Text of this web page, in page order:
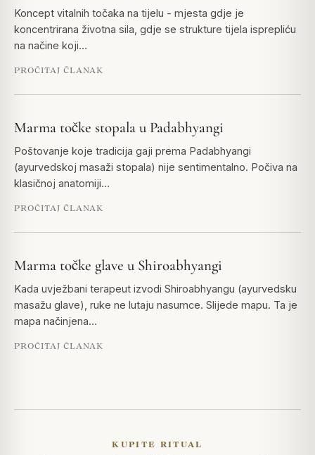
Koncept vitalnih točaka na tijelu - mjesta gdje je
koncentrirana životna sila, gdje se strukture tijela isprepliću
na načine koji…
PROČITAJ ČLANAK
Marma točke stopala u Padabhyangi
Poštovanje koje tradicija gaji prema Padabhyangi
(ayurvedskoj masaži stopala) nije sentimentalno. Počiva na
klasičnoj anatomiji…
PROČITAJ ČLANAK
Marma točke glave u Shiroabhyangi
Kada uvježbani terapeut izvodi Shiroabhyangu (ayurvedsku
masažu glave), ruke ne lutaju nasumce. Slijede mapu. Ta je
mapa načinjena…
PROČITAJ ČLANAK
KUPITE RITUAL